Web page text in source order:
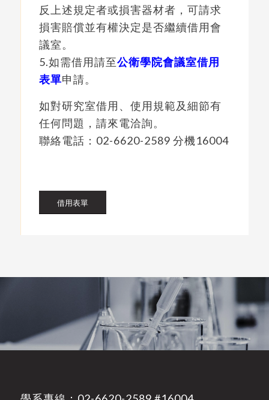
反上述規定者或損害器材者，可請求
損害賠償並有權決定是否繼續借用會
議室。
5.如需借用請至公衛學院會議室借用
表單申請。
如對研究室借用、使用規範及細節有
任何問題，請來電洽詢。
聯絡電話：02-6620-2589 分機16004
借用表單